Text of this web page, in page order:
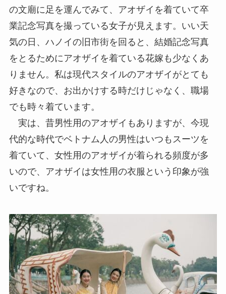
の文廟に足を運んでみて、アオザイを着ていて卒
業記念写真を撮っている女子が見えます。いい天
気の日、ハノイの旧市街を回ると、結婚記念写真
をとるためにアオザイを着ている花嫁も少なくあ
りません。私は現代スタイルのアオザイがとても
好きなので、お出かけする時だけじゃなく、職場
でも時々着ています。
実は、昔男性用のアオザイもありますが、今現
代的な時代でベトナム人の男性はいつもスーツを
着ていて、女性用のアオザイが着られる頻度が多
いので、アオザイは女性用の衣服という印象が強
いですね。